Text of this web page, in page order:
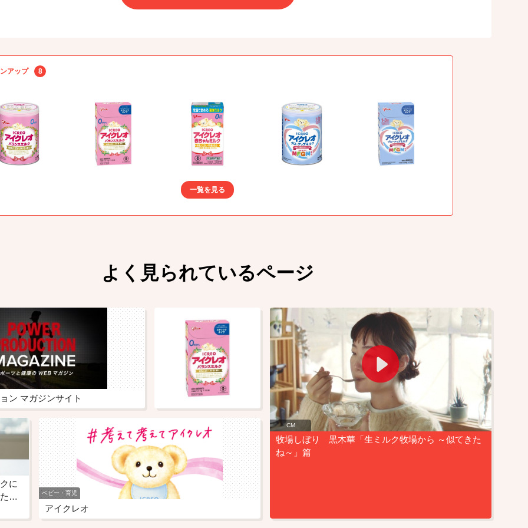
アップ 8
一覧を見る
よく見られているページ
ン マガジンサイト
に
た…
ベビー・育児
アイクレオ
CM
牧場しぼり 黒木華「生ミルク牧場から ～似てきた
ね～」篇